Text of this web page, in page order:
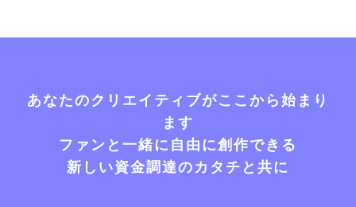
あなたのクリエイティブがここから始まり
ます
ファンと一緒に自由に創作できる
新しい資金調達のカタチと共に